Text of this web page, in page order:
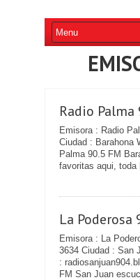
Radio Palma
Emisora : Radio
Ciudad : Barahona
Palma 90.5 FM
favoritas aqui, toda
La Poderosa
Emisora : La
3634 Ciudad : San
:
FM San Juan